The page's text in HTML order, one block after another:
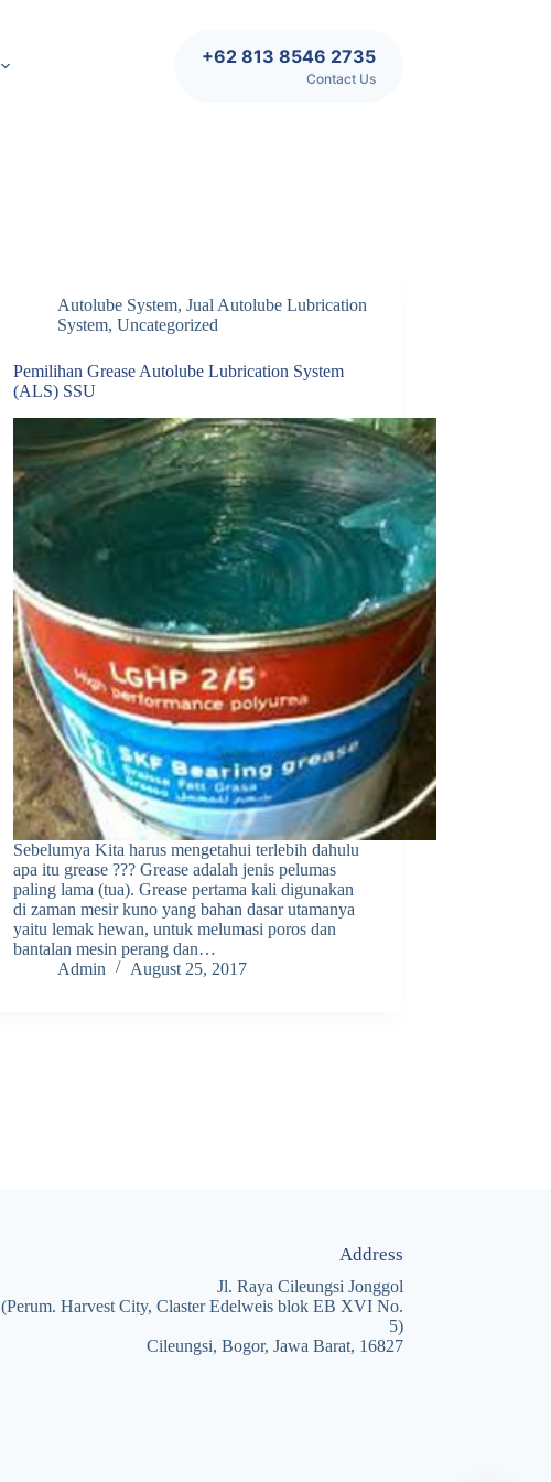
+62 813 8546 2735
Contact Us
Autolube System,Jual Autolube Lubrication
System,Uncategorized
Pemilihan Grease Autolube Lubrication System
(ALS) SSU
Sebelumya Kita harus mengetahui terlebih dahulu
apa itu grease ??? Grease adalah jenis pelumas
paling lama (tua). Grease pertama kali digunakan
di zaman mesir kuno yang bahan dasar utamanya
yaitu lemak hewan, untuk melumasi poros dan
bantalan mesin perang dan…
Admin
August 25, 2017
Address
Jl. Raya Cileungsi Jonggol
(Perum. Harvest City, Claster Edelweis blok EB XVI No.
5)
Cileungsi, Bogor, Jawa Barat, 16827